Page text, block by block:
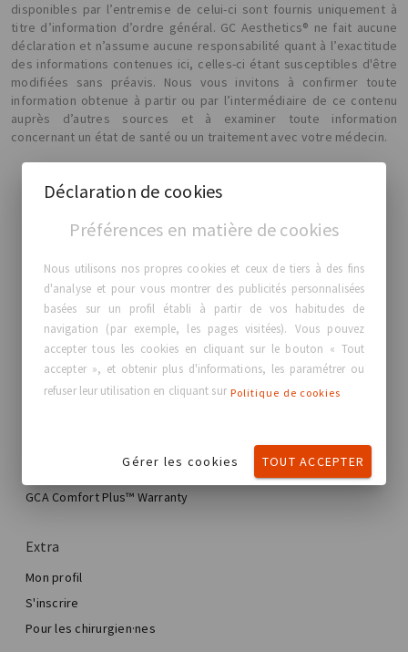
disponibles par l’entremise de celui-ci sont fournis uniquement à
titre d’information d’ordre général. GC Aesthetics® ne fait aucune
déclaration et n’assume aucune responsabilité quant à l’exactitude
des informations contenues ici, celles-ci étant susceptibles d'être
modifiées sans préavis. Nous vous invitons à confirmer toute
information obtenue à partir ou par l’intermédiaire de ce contenu
auprès d’autres sources et à examiner toute information
concernant un état de santé ou un traitement avec votre médecin.
À propos de GC Aesthetics®
Nous contacter
Vraies histoires, vraies femmes
Blog
Ma chirurgie mammaire
Chirurgie esthétique mammaire
Total Breast Reconstruction™
Trouver votre implant GCA®
GCA Comfort Plus™ Warranty
Extra
Mon profil
S'inscrire
Pour les chirurgien·nes
Déclaration de cookies
Préférences en matière de cookies
Nous utilisons nos propres cookies et ceux de tiers à des fins
d'analyse et pour vous montrer des publicités personnalisées
basées sur un profil établi à partir de vos habitudes de
navigation (par exemple, les pages visitées). Vous pouvez
accepter tous les cookies en cliquant sur le bouton « Tout
accepter », et obtenir plus d'informations, les paramétrer ou
refuser leur utilisation en cliquant sur Politique de cookies
Gérer les cookies TOUT ACCEPTER